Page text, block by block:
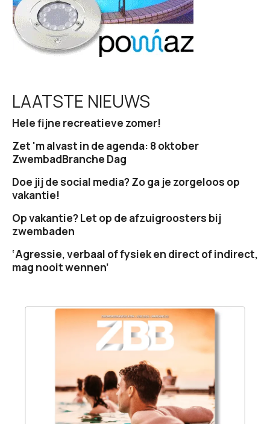
e
LAATSTE NIEUWS
Hele fijne recreatieve zomer!
Zet 'm alvast in de agenda: 8 oktober
ZwembadBranche Dag
Doe jij de social media? Zo ga je zorgeloos op
vakantie!
Op vakantie? Let op de afzuigroosters bij
zwembaden
‘Agressie, verbaal of fysiek en direct of indirect,
mag nooit wennen’